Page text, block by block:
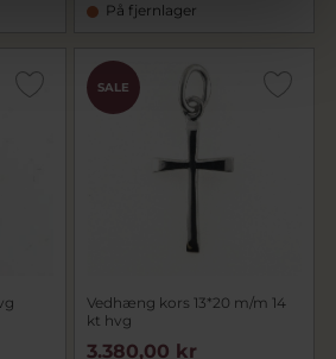
På fjernlager
SALE
Vedhæng kors 13*20 m/m 14
kt hvg
3.380,00 kr